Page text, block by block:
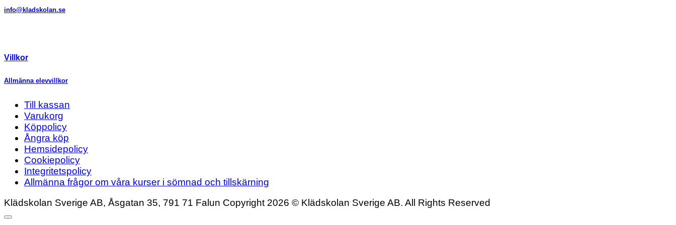
info@kladskolan.se
Villkor
Allmänna elevvillkor
Till kassan
Varukorg
Köppolicy
Ångra köp
Hemsidepolicy
Cookiepolicy
Integritetspolicy
Allmänna frågor om våra kurser i sömnad och tillskärning
Klädskolan Sverige AB, Åsgatan 35, 791 71 Falun Copyright 2026 © Klädskolan Sverige AB. All Rights Reserved